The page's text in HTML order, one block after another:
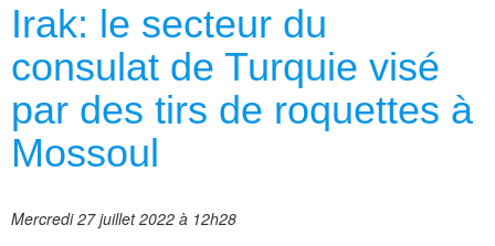
Irak: le secteur du
consulat de Turquie visé
par des tirs de roquettes à
Mossoul
Mercredi 27 juillet 2022 à 12h28